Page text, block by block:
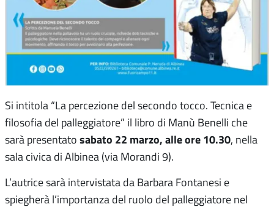
Si intitola “La percezione del secondo tocco. Tecnica e
filosofia del palleggiatore” il libro di Manù Benelli che
sarà presentato sabato 22 marzo, alle ore 10.30, nella
sala civica di Albinea (via Morandi 9).
L’autrice sarà intervistata da Barbara Fontanesi e
spiegherà l’importanza del ruolo del palleggiatore nel